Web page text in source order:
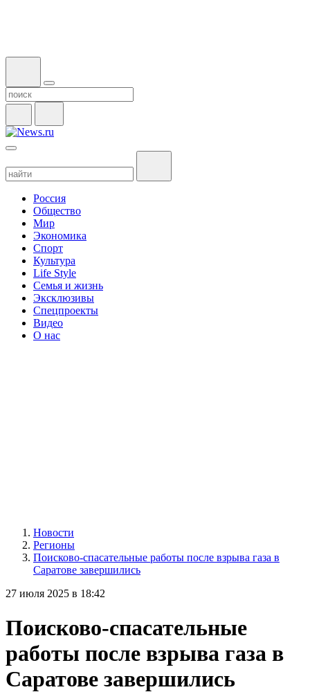
Россия
Общество
Мир
Экономика
Спорт
Культура
Life Style
Семья и жизнь
Эксклюзивы
Спецпроекты
Видео
О нас
Новости
Регионы
Поисково-спасательные работы после взрыва газа в
Саратове завершились
27 июля 2025 в 18:42
Поисково-спасательные
работы после взрыва газа в
Саратове завершились